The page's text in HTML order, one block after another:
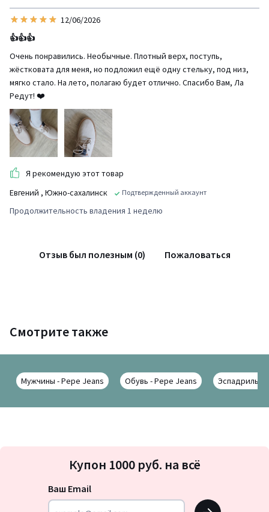
12/06/2026
👍👍👍
Очень понравились. Необычные. Плотный верх, поступь,
жёстковата для меня, но подложил ещё одну стельку, под низ,
мягко стало. На лето, полагаю будет отлично. Спасибо Вам, Ла
Редут! ❤️
Я рекомендую этот товар
Евгений , Южно-сахалинск Подтвержденный аккаунт
Продолжительность владения 1 неделю
Отзыв был полезным (0) Пожаловаться
Смотрите также
Мужчины - Pepe Jeans Обувь - Pepe Jeans Эспадрильи
на
Купон 1000 руб. на всё
Ваш Email
OK